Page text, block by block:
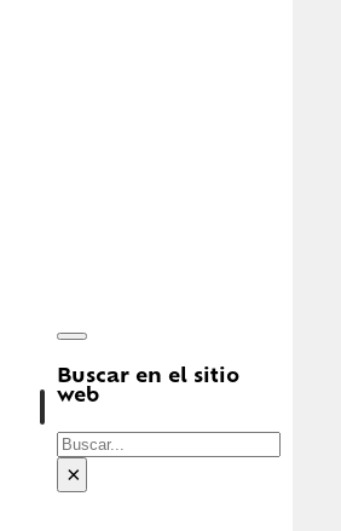
Buscar en el sitio
web
Buscar
×